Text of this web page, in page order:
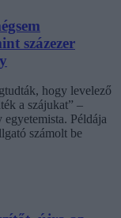
százezer
hogy levelező
a szájukat” –
Példája
számolt be